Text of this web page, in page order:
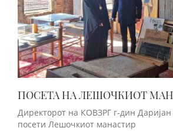
ПОСЕТА НА ЛЕШОЧКИОТ
Директорот на КОВЗРГ г-дин Даријан
посети Лешочкиот манастир